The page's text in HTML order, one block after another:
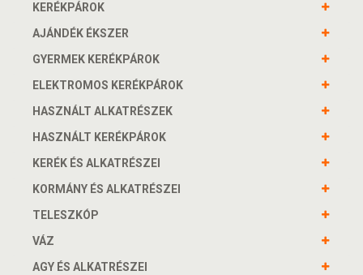
KERÉKPÁROK
AJÁNDÉK ÉKSZER
GYERMEK KERÉKPÁROK
ELEKTROMOS KERÉKPÁROK
HASZNÁLT ALKATRÉSZEK
HASZNÁLT KERÉKPÁROK
KERÉK ÉS ALKATRÉSZEI
KORMÁNY ÉS ALKATRÉSZEI
TELESZKÓP
VÁZ
AGY ÉS ALKATRÉSZEI